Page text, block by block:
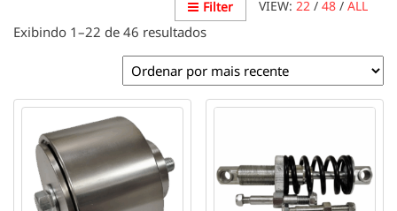
VIEW: 22 / 48 / ALL
Filter
Exibindo 1–22 de 46 resultadosClassificado
por
mais
recente